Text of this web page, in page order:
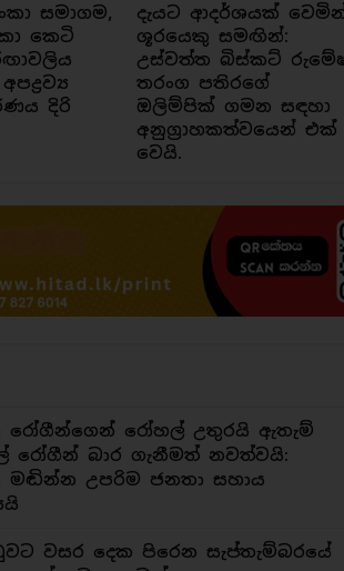
සමාගම,
කෙටි
දිරි
දැයට ආදර්ශයක්
ශූරයෙකු සමඟින්:
උස්වත්ත බිස්කට්
තරංග පතිරගේ
ඔලිම්පික් ගමන සඳහා
අනුග්‍රාහකත්වයෙන් එක්
වෙයි.
රෝගීන්ගෙන් රෝහල් උතුරයි ඇතැම්
රෝගීන් බාර ගැනීමත් නවත්වයි:
මඬින්න උපරිම ජනතා සහාය
වසර දෙක පිරෙන සැප්තැම්බරයේ